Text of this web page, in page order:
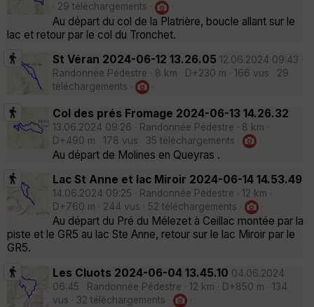
· 29 téléchargements ·
·
Au départ du col de la Platrière, boucle allant sur le
lac et retour par le col du Tronchet.
St Véran 2024-06-12 13.26.05 12.06.2024 09:43 ·
Randonnée Pédestre · 8 km · D+230 m · 166 vus · 29
téléchargements ·
·
Col des prés Fromage 2024-06-13 14.26.32
13.06.2024 09:26 · Randonnée Pédestre · 8 km ·
D+490 m · 178 vus · 35 téléchargements ·
·
Au départ de Molines en Queyras .
Lac St Anne et lac Miroir 2024-06-14 14.53.49
14.06.2024 09:25 · Randonnée Pédestre · 12 km ·
D+760 m · 244 vus · 52 téléchargements ·
·
Au départ du Pré du Mélezet à Ceillac montée par la
piste et le GR5 au lac Ste Anne, retour sur le lac Miroir par le
GR5.
Les Cluots 2024-06-04 13.45.10 04.06.2024
06:45 · Randonnée Pédestre · 12 km · D+850 m · 134
vus · 32 téléchargements ·
·